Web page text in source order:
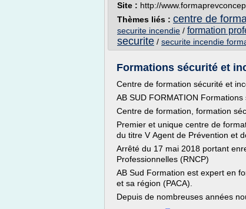
Site : http://
Thèmes liés : centre de
securite incendie / formation
securite / securite incendie
Formations sécurité et
Centre de formation sécurité et
AB SUD FORMATION
Centre de formation, formation
Premier et unique centre de
du titre V Agent de Prévention et
Arrêté du 17 mai 2018 portant
Professionnelles (RNCP)
AB Sud Formation est expert en
et sa région (PACA).
Depuis de nombreuses années